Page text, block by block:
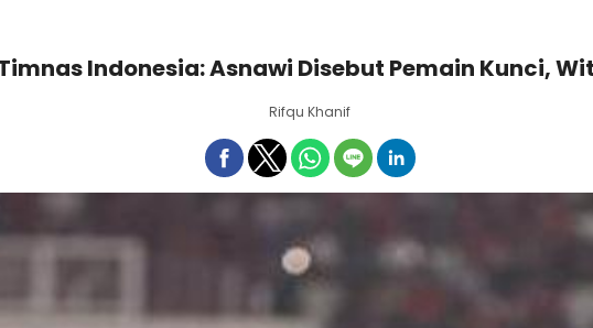
Indonesia: Asnawi Disebut Pemain Kunci,
Rifqu Khanif